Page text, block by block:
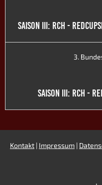
SAISON III: RCH -
3.
SAISON III: RCH -
Kontakt | Impressum |